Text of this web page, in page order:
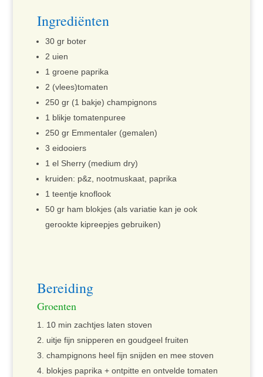
Ingrediënten
30 gr boter
2 uien
1 groene paprika
2 (vlees)tomaten
250 gr (1 bakje) champignons
1 blikje tomatenpuree
250 gr Emmentaler (gemalen)
3 eidooiers
1 el Sherry (medium dry)
kruiden: p&z, nootmuskaat, paprika
1 teentje knoflook
50 gr ham blokjes (als variatie kan je ook
gerookte kipreepjes gebruiken)
Bereiding
Groenten
10 min zachtjes laten stoven
uitje fijn snipperen en goudgeel fruiten
champignons heel fijn snijden en mee stoven
blokjes paprika + ontpitte en ontvelde tomaten